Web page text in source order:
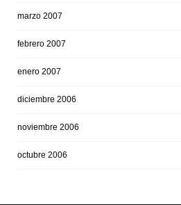
marzo 2007
febrero 2007
enero 2007
diciembre 2006
noviembre 2006
octubre 2006